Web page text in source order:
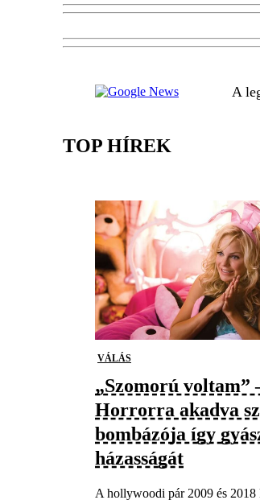
A
TOP HÍREK
VÁLÁS
„Szomorú voltam”
Horrorra akadva
bombázója így
házasságát
A hollywoodi pár 2009 és